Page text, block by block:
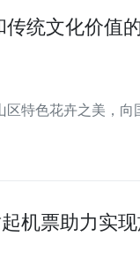
统文化价值
特色花卉之美，向
机票助力实